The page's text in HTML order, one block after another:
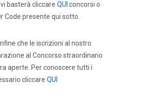
basterà cliccare QUI concorsi o
Code presente qui sotto.
che le iscrizioni al nostro
al Concorso straordinario
aperte. Per conoscere tutti i
cliccare QUI